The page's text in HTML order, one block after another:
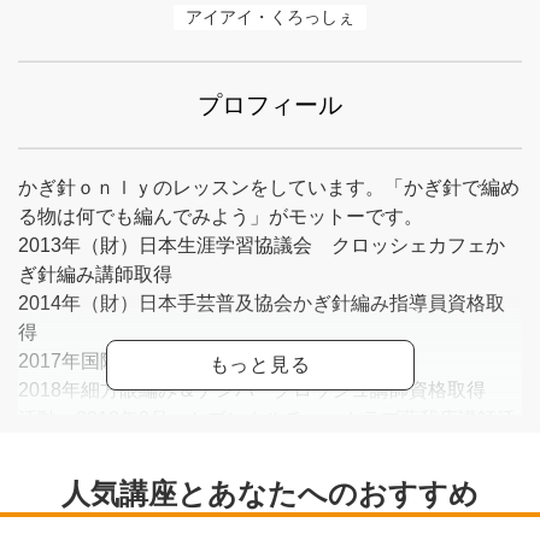
アイアイ・くろっしぇ
プロフィール
かぎ針ｏｎｌｙのレッスンをしています。「かぎ針で編め
る物は何でも編んでみよう」がモットーです。
2013年（財）日本生涯学習協議会 クロッシェカフェか
ぎ針編み講師取得
2014年（財）日本手芸普及協会かぎ針編み指導員資格取
得
2017年国際カスパリー協会講師認定取得
2018年細方眼編み＆ナンバークロッシュ講師資格取得
2017年2月～千葉カスパリー編み教室講師活動中
2017年5月～カルチャー津田沼店講師活動中